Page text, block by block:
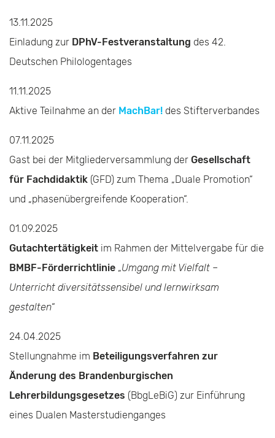
13.11.2025
Einladung zur DPhV-Festveranstaltung des 42.
Deutschen Philologentages
11.11.2025
Aktive Teilnahme an der MachBar! des Stifterverbandes
07.11.2025
Gast bei der Mitgliederversammlung der Gesellschaft
für Fachdidaktik (GFD) zum Thema „Duale Promotion“
und „phasenübergreifende Kooperation“.
01.09.2025
Gutachtertätigkeit im Rahmen der Mittelvergabe für die
BMBF-Förderrichtlinie „Umgang mit Vielfalt –
Unterricht diversitätssensibel und lernwirksam
gestalten“
24.04.2025
Stellungnahme im Beteiligungsverfahren zur
Änderung des Brandenburgischen
Lehrerbildungsgesetzes (BbgLeBiG) zur Einführung
eines Dualen Masterstudienganges